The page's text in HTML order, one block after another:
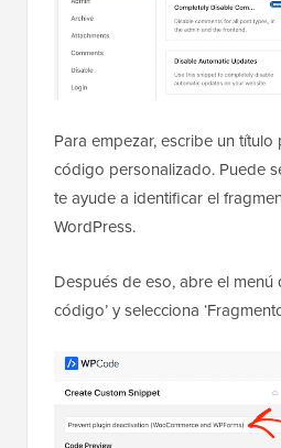
Para empezar, escribe un
código personalizado. Puede
te ayude a identificar el
WordPress.
Después de eso, abre el menú
código’ y selecciona